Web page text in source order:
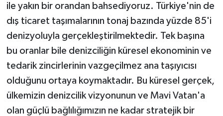
ile yakın bir orandan bahsediyoruz. Türkiye'nin de
dış ticaret taşımalarının tonaj bazında yüzde 85'i
denizyoluyla gerçekleştirilmektedir. Tek başına
bu oranlar bile denizciliğin küresel ekonominin ve
tedarik zincirlerinin vazgeçilmez ana taşıyıcısı
olduğunu ortaya koymaktadır. Bu küresel gerçek,
ülkemizin denizcilik vizyonunun ve Mavi Vatan'a
olan güçlü bağlılığımızın ne kadar stratejik bir